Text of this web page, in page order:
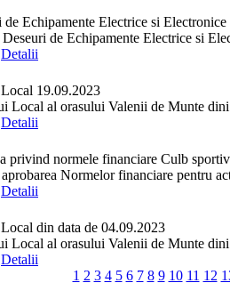
de Echipamente Electrice si Electronice
de Echipamente Electrice si
Detalii
19.09.2023
Local al orasului Valenii de Munte
Detalii
privind normele financiare Culb sportiv
Normelor financiare pentru
Detalii
din data de 04.09.2023
Local al orasului Valenii de Munte
Detalii
1 2 3 4 5 6 7 8 9 10 11 12